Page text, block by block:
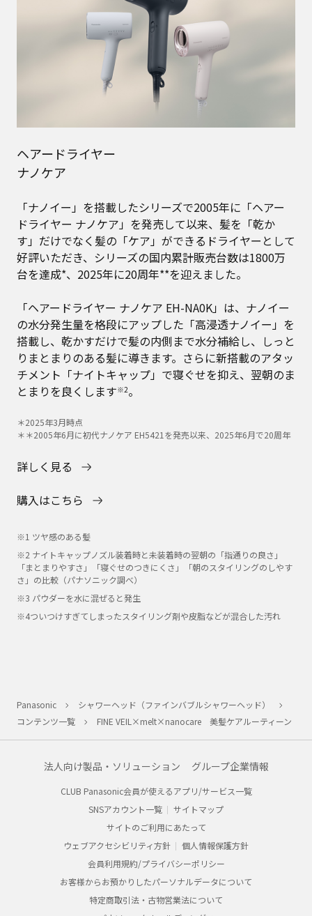
ヘアードライヤー
ナノケア
「ナノイー」を搭載したシリーズで2005年に「ヘアー
ドライヤー ナノケア」を発売して以来、髪を「乾か
す」だけでなく髪の「ケア」ができるドライヤーとして
好評いただき、シリーズの国内累計販売台数は1800万
台を達成*、2025年に20周年**を迎えました。
「ヘアードライヤー ナノケア EH-NA0K」は、ナノイー
の水分発生量を格段にアップした「高浸透ナノイー」を
搭載し、乾かすだけで髪の内側まで水分補給し、しっと
りまとまりのある髪に導きます。さらに新搭載のアタッ
チメント「ナイトキャップ」で寝ぐせを抑え、翌朝のま
とまりを良くします※2。
＊2025年3月時点
＊＊2005年6月に初代ナノケア EH5421を発売以来、2025年6月で20周年
詳しく見る
購入はこちら
※1 ツヤ感のある髪
※2 ナイトキャップノズル装着時と未装着時の翌朝の「指通りの良さ」
「まとまりやすさ」「寝ぐせのつきにくさ」「朝のスタイリングのしやす
さ」の比較（パナソニック調べ）
※3 パウダーを水に混ぜると発生
※4ついつけすぎてしまったスタイリング剤や皮脂などが混合した汚れ
Panasonic
シャワーヘッド（ファインバブルシャワーヘッド）
コンテンツ一覧
FINE VEIL×melt×nanocare 美髪ケアルーティーン
法人向け製品・ソリューション グループ企業情報
CLUB Panasonic会員が使えるアプリ/サービス一覧
SNSアカウント一覧
サイトマップ
サイトのご利用にあたって
ウェブアクセシビリティ方針
個人情報保護方針
会員利用規約/プライバシーポリシー
お客様からお預かりしたパーソナルデータについて
特定商取引法・古物営業法について